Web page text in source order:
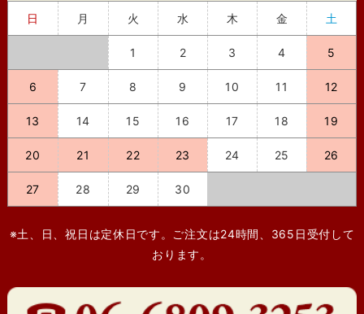
日
月 火 水 木 金 土
1 2 3 4 5
6 7 8 9 10 11 12
13 14 15 16 17 18 19
20 21 22 23 24 25 26
27 28 29 30
※土、日、祝日は定休日です。ご注文は24時間、365日受付して
おります。